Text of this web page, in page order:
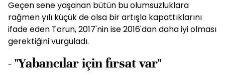
Geçen sene yaşanan bütün bu olumsuzluklara
rağmen yılı küçük de olsa bir artışla kapattıklarını
ifade eden Torun, 2017'nin ise 2016'dan daha iyi olması
gerektiğini vurguladı.
- "Yabancılar için fırsat var"